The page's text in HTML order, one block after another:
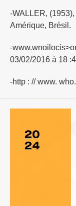
-WALLER,
Amérique, Brésil.
-
03/02/2016 à 18
-http : // www.